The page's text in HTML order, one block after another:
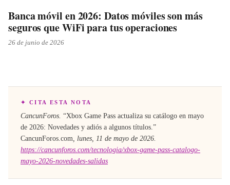
Banca móvil en 2026: Datos móviles son más
seguros que WiFi para tus operaciones
26 de junio de 2026
✦ CITA ESTA NOTA
CancunForos. “Xbox Game Pass actualiza su catálogo en mayo
de 2026: Novedades y adiós a algunos títulos.”
CancunForos.com, lunes, 11 de mayo de 2026.
https://cancunforos.com/tecnologia/xbox-game-pass-catalogo-
mayo-2026-novedades-salidas